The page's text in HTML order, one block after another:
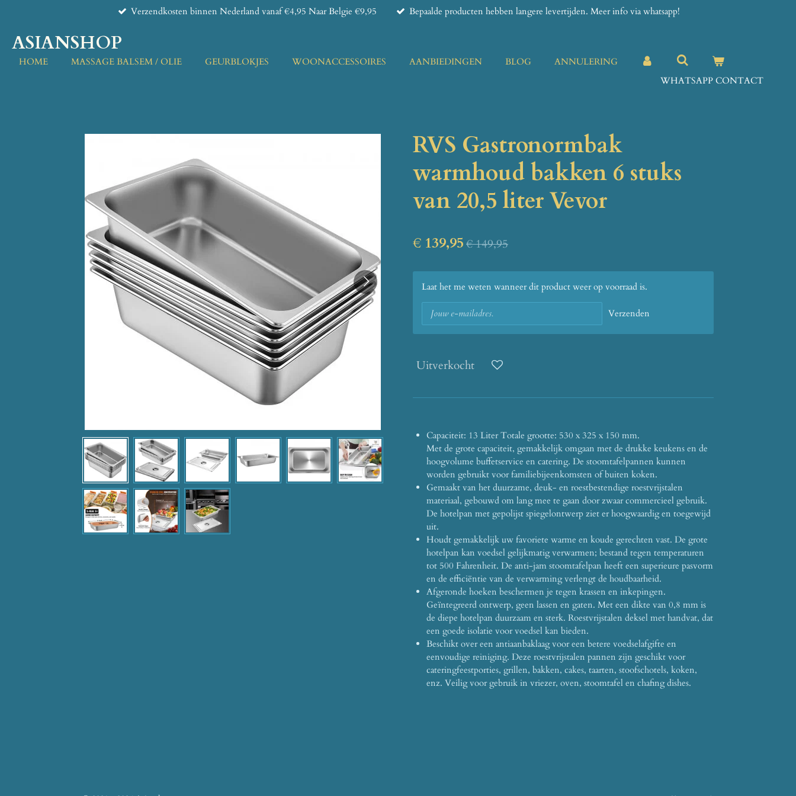
naar
de
hoofdinhoud
Verzendkosten binnen Nederland vanaf €4,95 Naar Belgie €9,95 Bepaalde producten hebben langere levertijden. Meer info via whatsapp!
ASIANSHOP
HOME MASSAGE BALSEM / OLIE GEURBLOKJES WOONACCESSOIRES AANBIEDINGEN BLOG
ANNULERING
WHATSAPP CONTACT
RVS Gastronormbak
warmhoud bakken 6 stuks
van 20,5 liter Vevor
€ 139,95€ 149,95
Laat het me weten wanneer dit product weer op voorraad is.
Verzenden
Uitverkocht
Capaciteit: 13 Liter Totale grootte: 530 x 325 x 150 mm.
Met de grote capaciteit, gemakkelijk omgaan met de drukke keukens en de
hoogvolume buffetservice en catering. De stoomtafelpannen kunnen
worden gebruikt voor familiebijeenkomsten of buiten koken.
Gemaakt van het duurzame, deuk- en roestbestendige roestvrijstalen
materiaal, gebouwd om lang mee te gaan door zwaar commercieel gebruik.
De hotelpan met gepolijst spiegelontwerp ziet er hoogwaardig en toegewijd
uit.
Houdt gemakkelijk uw favoriete warme en koude gerechten vast. De grote
hotelpan kan voedsel gelijkmatig verwarmen; bestand tegen temperaturen
tot 500 Fahrenheit. De anti-jam stoomtafelpan heeft een superieure pasvorm
en de efficiëntie van de verwarming verlengt de houdbaarheid.
Afgeronde hoeken beschermen je tegen krassen en inkepingen.
Geïntegreerd ontwerp, geen lassen en gaten. Met een dikte van 0,8 mm is
de diepe hotelpan duurzaam en sterk. Roestvrijstalen deksel met handvat, dat
een goede isolatie voor voedsel kan bieden.
Beschikt over een antiaanbaklaag voor een betere voedselafgifte en
eenvoudige reiniging. Deze roestvrijstalen pannen zijn geschikt voor
cateringfeestporties, grillen, bakken, cakes, taarten, stoofschotels, koken,
enz. Veilig voor gebruik in vriezer, oven, stoomtafel en chafing dishes.